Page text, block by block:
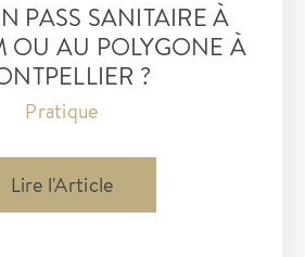
PASS SANITAIRE À
OU AU POLYGONE À
?
Pratique
Faut
il
Lire l'Article